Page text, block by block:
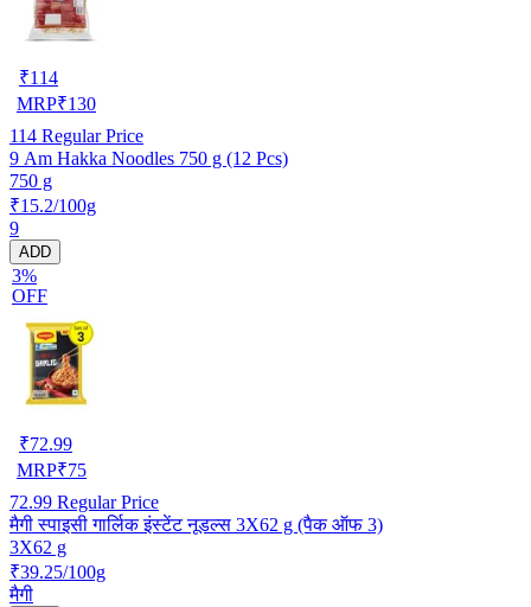
₹114
MRP₹130
114 Regular Price
9 Am Hakka Noodles 750 g (12 Pcs)
750 g
₹15.2/100g
9
ADD
3%
OFF
₹72.99
MRP₹75
72.99 Regular Price
मैगी स्पाइसी गार्लिक इंस्टेंट नूडल्स 3X62 g (पैक ऑफ 3)
3X62 g
₹39.25/100g
मैगी